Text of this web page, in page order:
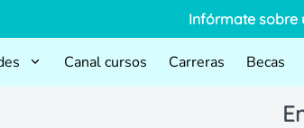
Infórmate sobre
Canal cursos Carreras Becas